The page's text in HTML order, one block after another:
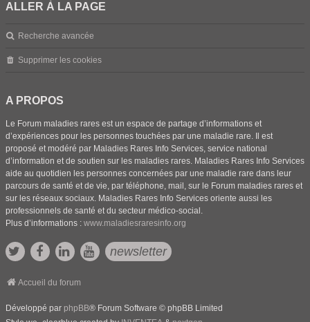
ALLER À LA PAGE
Recherche avancée
Supprimer les cookies
A PROPOS
Le Forum maladies rares est un espace de partage d’informations et
d’expériences pour les personnes touchées par une maladie rare. Il est
proposé et modéré par Maladies Rares Info Services, service national
d’information et de soutien sur les maladies rares. Maladies Rares Info Services
aide au quotidien les personnes concernées par une maladie rare dans leur
parcours de santé et de vie, par téléphone, mail, sur le Forum maladies rares et
sur les réseaux sociaux. Maladies Rares Info Services oriente aussi les
professionnels de santé et du secteur médico-social.
Plus d’informations : www.maladiesraresinfo.org
newsletter
Accueil du forum
Développé par phpBB® Forum Software © phpBB Limited